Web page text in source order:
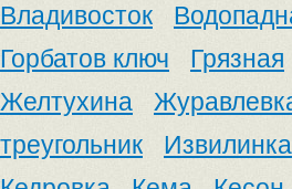
Владивосток
Горбатов ключ
Грязная
Желтухина
треугольник Извилинка